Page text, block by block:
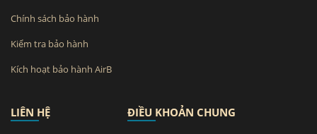
Chính sách bảo hành
Kiểm tra bảo hành
Kích hoạt bảo hành AirB
LIÊN HỆ ĐIỀU KHOẢN CHUNG